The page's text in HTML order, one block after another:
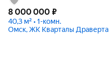
8 000 000 ₽
40,3 м² • 1-комн.
Омск, ЖК Кварталы Драверта